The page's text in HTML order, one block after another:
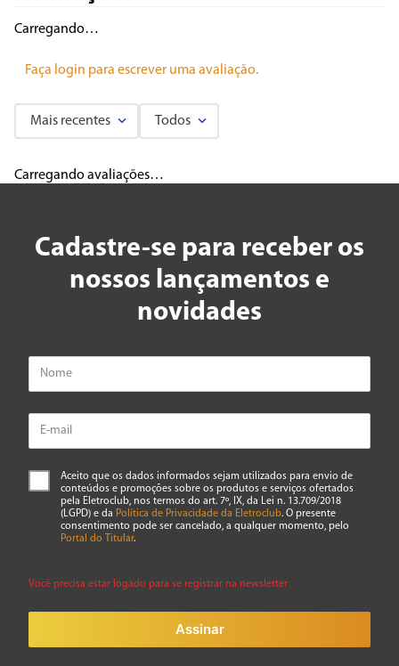
Carregando…
Faça login para escrever uma avaliação.
Mais recentes Todos
Carregando avaliações…
Cadastre-se para receber os
nossos lançamentos e
novidades
Aceito que os dados informados sejam utilizados para envio de
conteúdos e promoções sobre os produtos e serviços ofertados
pela Eletroclub, nos termos do art. 7º, IX, da Lei n. 13.709/2018
(LGPD) e da Política de Privacidade da Eletroclub. O presente
consentimento pode ser cancelado, a qualquer momento, pelo
Portal do Titular.
Você precisa estar logado para se registrar na newsletter
Assinar